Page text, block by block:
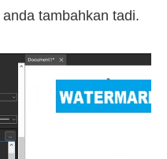
tambahkan tadi.